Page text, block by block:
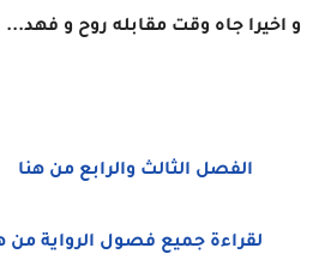
و اخيرا جاه وقت مقابله روح و فهد...
الفصل الثالث والرابع من هنا
لقراءة جميع فصول الرواية من